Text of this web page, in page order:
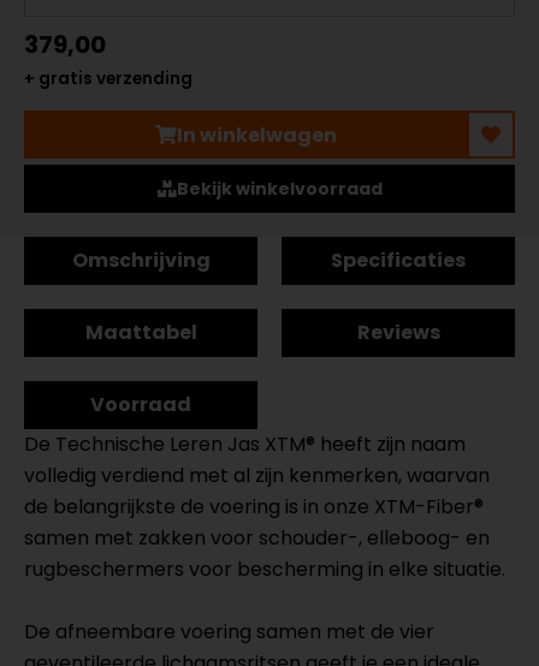
379,00
+ gratis verzending
In winkelwagen
Bekijk winkelvoorraad
Omschrijving Specificaties
Maattabel Reviews
Voorraad
De Technische Leren Jas XTM® heeft zijn naam
volledig verdiend met al zijn kenmerken, waarvan
de belangrijkste de voering is in onze XTM-Fiber®
samen met zakken voor schouder-, elleboog- en
rugbeschermers voor bescherming in elke situatie.
De afneembare voering samen met de vier